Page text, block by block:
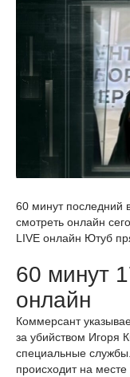
60 минут последний
смотреть онлайн
LIVE онлайн Ютуб
60 минут
онлайн
Коммерсант
за убийством Игоря
специальные
происходит на месте